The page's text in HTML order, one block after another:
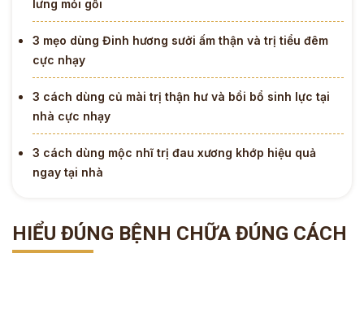
lưng mỏi gối
3 mẹo dùng Đinh hương sưởi ấm thận và trị tiểu đêm
cực nhạy
3 cách dùng củ mài trị thận hư và bồi bổ sinh lực tại
nhà cực nhạy
3 cách dùng mộc nhĩ trị đau xương khớp hiệu quả
ngay tại nhà
HIỂU ĐÚNG BỆNH CHỮA ĐÚNG CÁCH